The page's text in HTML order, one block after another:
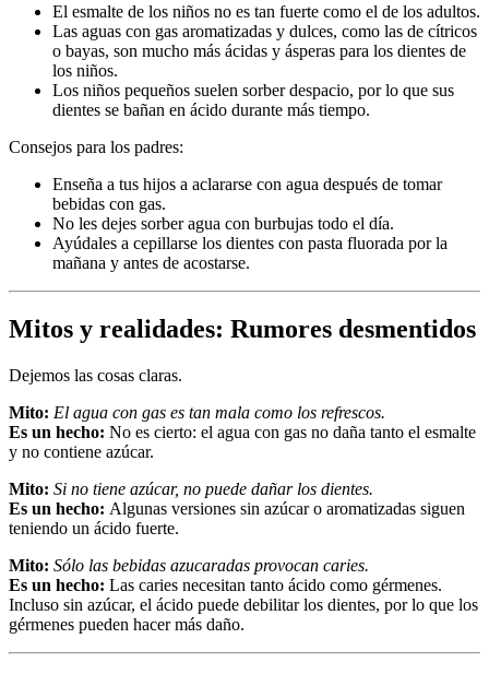
El esmalte de los niños no es tan fuerte como el de los adultos.
Las aguas con gas aromatizadas y dulces, como las de cítricos
o bayas, son mucho más ácidas y ásperas para los dientes de
los niños.
Los niños pequeños suelen sorber despacio, por lo que sus
dientes se bañan en ácido durante más tiempo.
Consejos para los padres:
Enseña a tus hijos a aclararse con agua después de tomar
bebidas con gas.
No les dejes sorber agua con burbujas todo el día.
Ayúdales a cepillarse los dientes con pasta fluorada por la
mañana y antes de acostarse.
Mitos y realidades: Rumores desmentidos
Dejemos las cosas claras.
Mito: El agua con gas es tan mala como los refrescos.
Es un hecho: No es cierto: el agua con gas no daña tanto el esmalte
y no contiene azúcar.
Mito: Si no tiene azúcar, no puede dañar los dientes.
Es un hecho: Algunas versiones sin azúcar o aromatizadas siguen
teniendo un ácido fuerte.
Mito: Sólo las bebidas azucaradas provocan caries.
Es un hecho: Las caries necesitan tanto ácido como gérmenes.
Incluso sin azúcar, el ácido puede debilitar los dientes, por lo que los
gérmenes pueden hacer más daño.